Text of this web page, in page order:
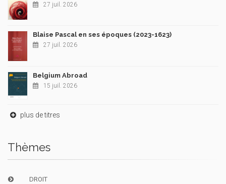
27 juil. 2026
Blaise Pascal en ses époques (2023-1623)
27 juil. 2026
Belgium Abroad
15 juil. 2026
plus de titres
Thèmes
DROIT